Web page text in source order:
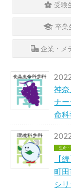
受験
卒業
企業・メ
神
ナ
命
生命
【
町
シ